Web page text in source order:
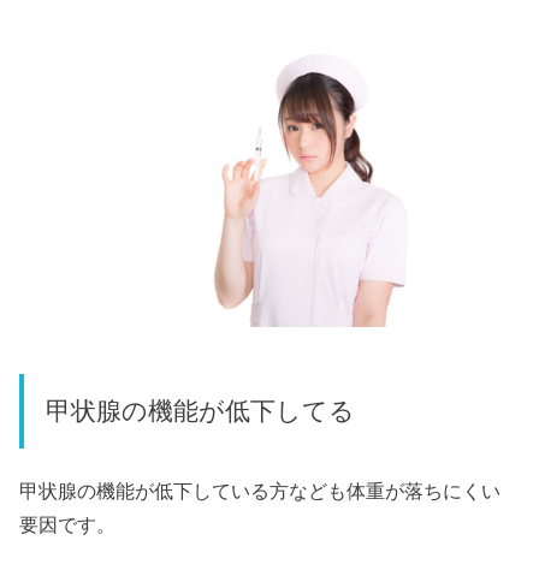
甲状腺の機能が低下してる
甲状腺の機能が低下している方なども体重が落ちにくい
要因です。